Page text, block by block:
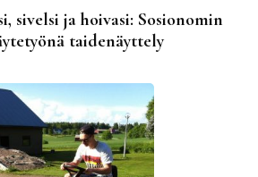
sivelsi ja hoivasi: Sosionomin
taidenäyttely